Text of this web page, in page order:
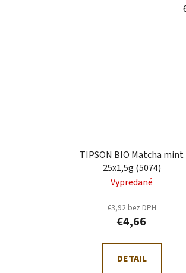
TIPSON BIO Matcha mint
25x1,5g (5074)
Vypredané
€3,92 bez DPH
€4,66
DETAIL